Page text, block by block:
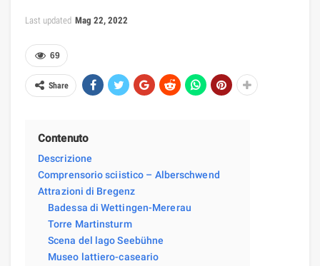
Last updated Mag 22, 2022
69
Share
Contenuto
Descrizione
Comprensorio sciistico – Alberschwend
Attrazioni di Bregenz
Badessa di Wettingen-Mererau
Torre Martinsturm
Scena del lago Seebühne
Museo lattiero-caseario